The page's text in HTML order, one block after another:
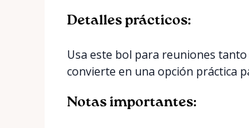
Detalles prácticos:
Usa este bol para reuniones
convierte en una opción práctica
Notas importantes: